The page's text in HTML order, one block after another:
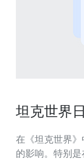
坦克世界
在《坦克世界
的影响。特别